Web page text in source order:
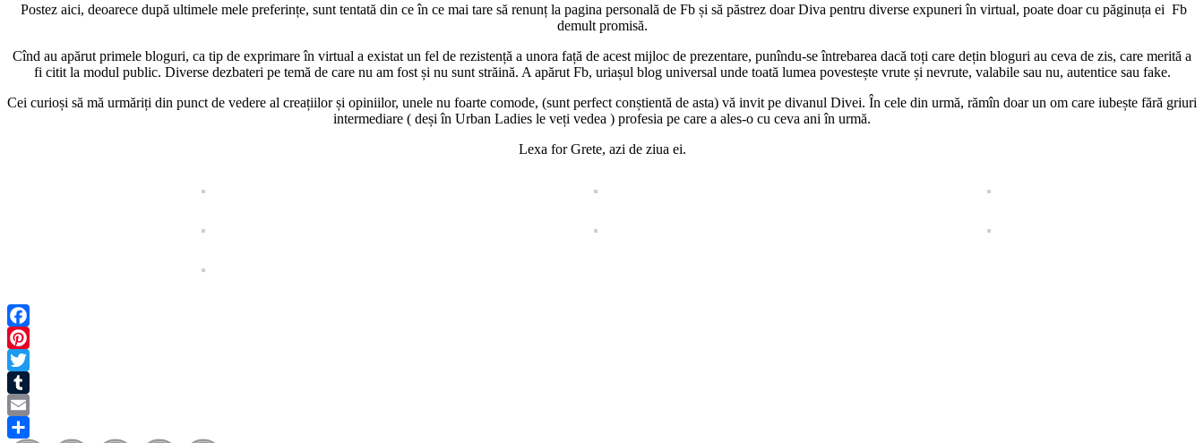
Postez aici, deoarece după ultimele mele preferințe, sunt tentată din ce în ce mai tare să renunț la pagina personală de Fb și să păstrez doar Diva pentru diverse expuneri în virtual, poate doar cu păginuța ei Fb
demult promisă.
Cînd au apărut primele bloguri, ca tip de exprimare în virtual a existat un fel de rezistență a unora față de acest mijloc de prezentare, punîndu-se întrebarea dacă toți care dețin bloguri au ceva de zis, care merită a
fi citit la modul public. Diverse dezbateri pe temă de care nu am fost și nu sunt străină. A apărut Fb, uriașul blog universal unde toată lumea povestește vrute și nevrute, valabile sau nu, autentice sau fake.
Cei curioși să mă urmăriți din punct de vedere al creațiilor și opiniilor, unele nu foarte comode, (sunt perfect conștientă de asta) vă invit pe divanul Divei. În cele din urmă, rămîn doar un om care iubește fără griuri
intermediare ( deși în Urban Ladies le veți vedea ) profesia pe care a ales-o cu ceva ani în urmă.
Lexa for Grete, azi de ziua ei.
Facebook
Pinterest
Twitter
Tumblr
Email